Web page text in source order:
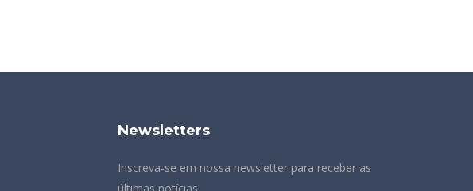
Newsletters
Inscreva-se em nossa newsletter para receber as